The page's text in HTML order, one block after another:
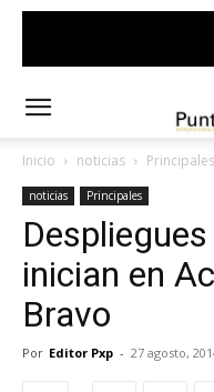
Inicio noticias Principales
noticias Principales
inician en
Bravo
Por Editor Pxp - 27 agosto,